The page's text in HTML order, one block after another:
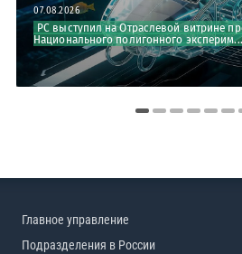
07.08.2026
РС выступил на Отраслевой витрине
Национального полигонного эксперим...
Главное управление
Подразделения в России